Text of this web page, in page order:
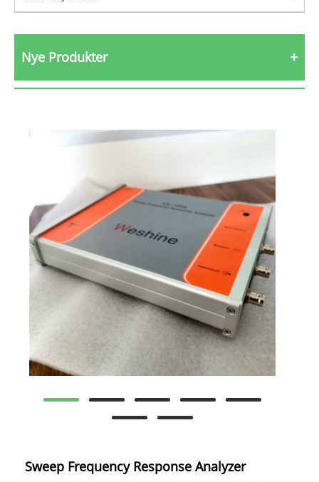
Nye Produkter
Sweep Frequency Response Analyzer